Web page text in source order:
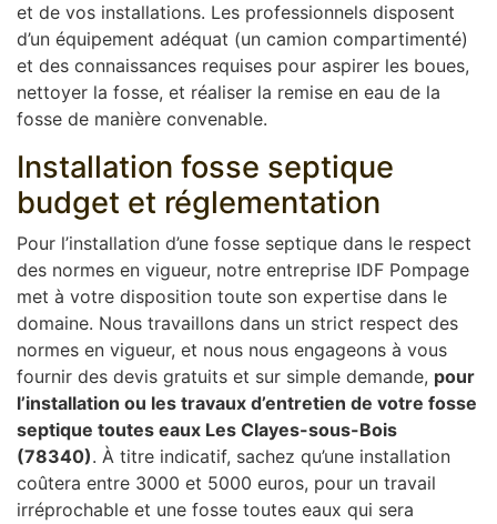
et de vos installations. Les professionnels disposent
d’un équipement adéquat (un camion compartimenté)
et des connaissances requises pour aspirer les boues,
nettoyer la fosse, et réaliser la remise en eau de la
fosse de manière convenable.
Installation fosse septique
budget et réglementation
Pour l’installation d’une fosse septique dans le respect
des normes en vigueur, notre entreprise IDF Pompage
met à votre disposition toute son expertise dans le
domaine. Nous travaillons dans un strict respect des
normes en vigueur, et nous nous engageons à vous
fournir des devis gratuits et sur simple demande, pour
l’installation ou les travaux d’entretien de votre fosse
septique toutes eaux Les Clayes-sous-Bois
(78340). À titre indicatif, sachez qu’une installation
coûtera entre 3000 et 5000 euros, pour un travail
irréprochable et une fosse toutes eaux qui sera